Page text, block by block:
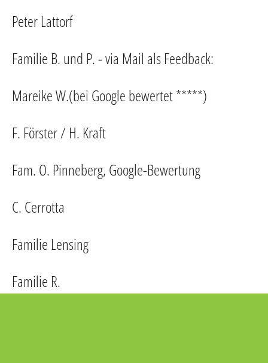
Peter Lattorf
Familie B. und P. - via Mail als Feedback:
Mareike W.(bei Google bewertet *****)
F. Förster / H. Kraft
Fam. O. Pinneberg, Google-Bewertung
C. Cerrotta
Familie Lensing
Familie R.